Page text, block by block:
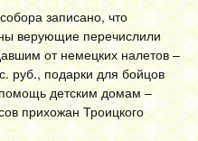
записано, что
верующие перечислили
от немецких налетов –
руб., подарки для бойцов
детским домам –
прихожан Троицкого